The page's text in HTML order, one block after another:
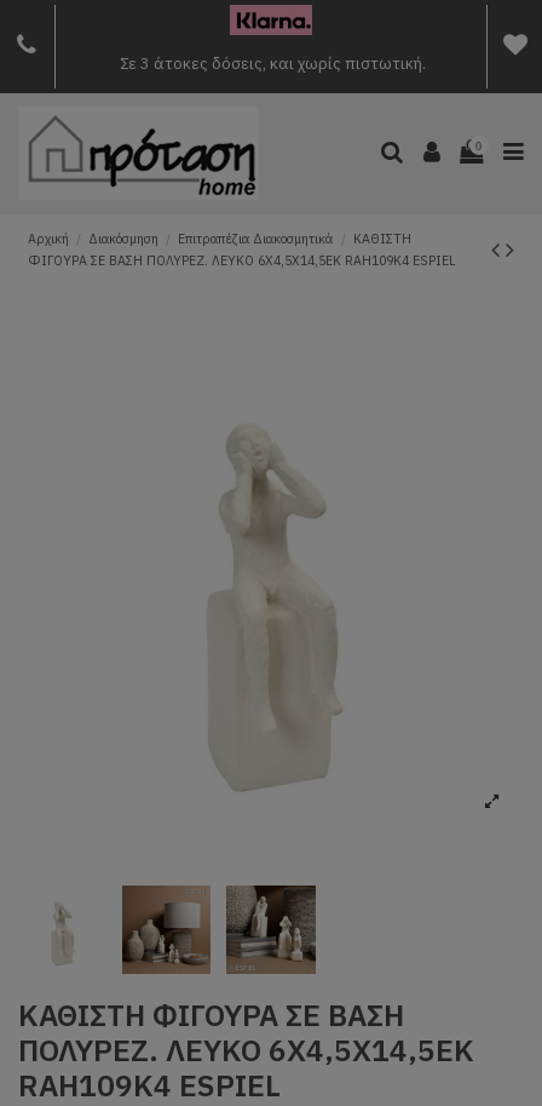
Σε 3 άτοκες δόσεις, και χωρίς πιστωτική.
0
Αρχική Διακόσμηση Επιτραπέζια Διακοσμητικά
ΚΑΘΙΣΤΗ
ΦΙΓΟΥΡΑ ΣΕ ΒΑΣΗ ΠΟΛΥΡΕΖ. ΛΕΥΚΟ 6Χ4,5Χ14,5ΕΚ RAH109K4 ESPIEL
ΚΑΘΙΣΤΗ ΦΙΓΟΥΡΑ ΣΕ ΒΑΣΗ
ΠΟΛΥΡΕΖ. ΛΕΥΚΟ 6Χ4,5Χ14,5ΕΚ
RAH109K4 ESPIEL